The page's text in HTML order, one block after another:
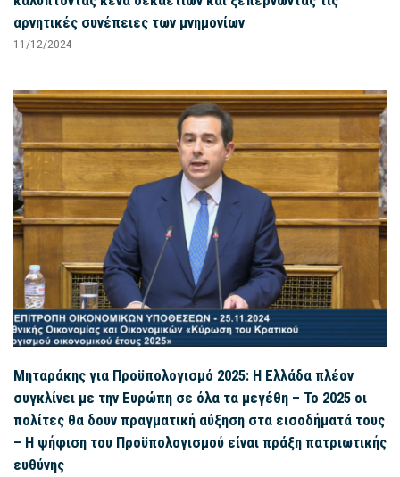
αρνητικές συνέπειες των μνημονίων
11/12/2024
Μηταράκης για Προϋπολογισμό 2025: Η Ελλάδα πλέον
συγκλίνει με την Ευρώπη σε όλα τα μεγέθη – Το 2025 οι
πολίτες θα δουν πραγματική αύξηση στα εισοδήματά τους
– Η ψήφιση του Προϋπολογισμού είναι πράξη πατριωτικής
ευθύνης